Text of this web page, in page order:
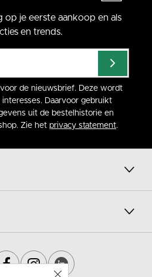
op je eerste aankoop en als
en trends.
de nieuwsbrief. Deze wordt
Daarvoor gebruikt
uit de bestelhistorie en
Zie het privacy statement.